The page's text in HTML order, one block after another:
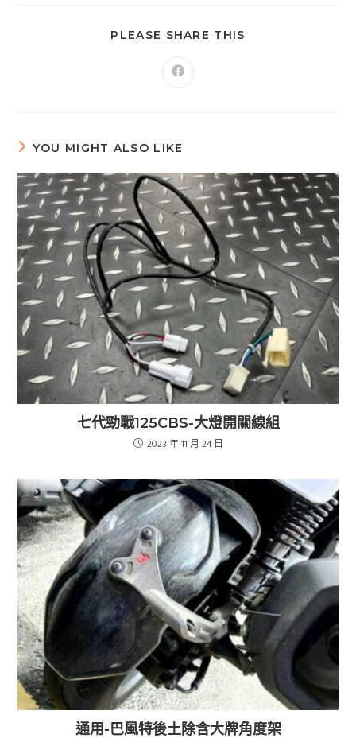
PLEASE SHARE THIS
YOU MIGHT ALSO LIKE
七代勁戰125CBS-大燈開關線組
2023 年 11 月 24 日
通用-巴風特後土除含大牌角度架